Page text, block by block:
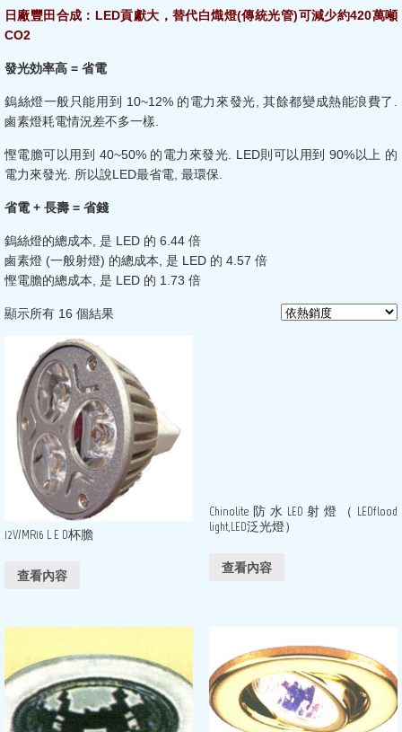
日廠豐田合成：LED貢獻大，替代白熾燈(傳統光管)可減少約420萬噸
CO2
發光効率高 = 省電
鎢絲燈一般只能用到 10~12% 的電力來發光, 其餘都變成熱能浪費了.
鹵素燈耗電情況差不多一樣.
慳電膽可以用到 40~50% 的電力來發光. LED則可以用到 90%以上 的
電力來發光. 所以說LED最省電, 最環保.
省電 + 長壽 = 省錢
鎢絲燈的總成本, 是 LED 的 6.44 倍
鹵素燈 (一般射燈) 的總成本, 是 LED 的 4.57 倍
慳電膽的總成本, 是 LED 的 1.73 倍
顯示所有 16 個結果
12V/MR16 L E D杯膽
查看內容
Chinolite防水LED射燈（LEDflood
light,LED泛光燈）
查看內容